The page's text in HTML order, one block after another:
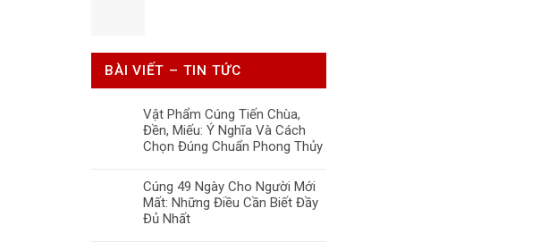
BÀI VIẾT – TIN TỨC
Vật Phẩm Cúng Tiến Chùa,
Đền, Miếu: Ý Nghĩa Và Cách
Chọn Đúng Chuẩn Phong Thủy
Cúng 49 Ngày Cho Người Mới
Mất: Những Điều Cần Biết Đầy
Đủ Nhất